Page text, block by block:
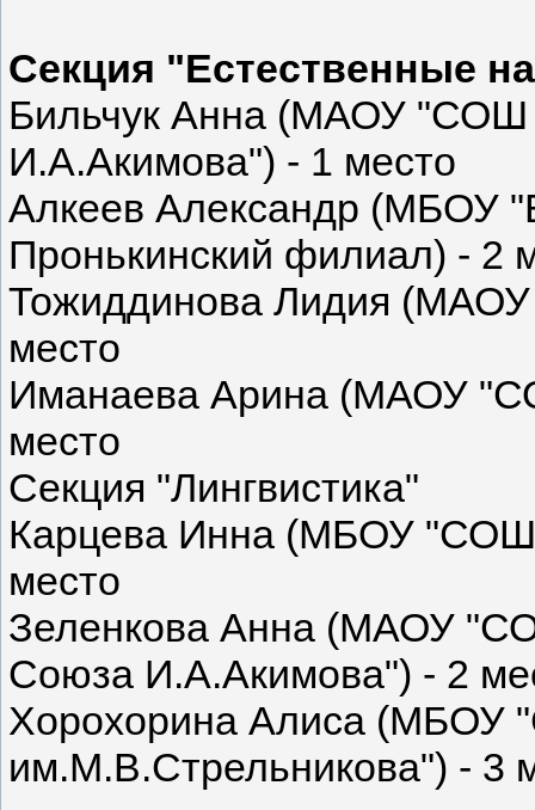
Секция "Естественные
Бильчук Анна (МАОУ "СОШ
И.А.Акимова") - 1 место
Алкеев Александр (МБОУ
Пронькинский филиал) - 2
Тожиддинова Лидия
место
Иманаева Арина (МАОУ
место
Секция "Лингвистика"
Карцева Инна (МБОУ
место
Зеленкова Анна (МАОУ
Союза И.А.Акимова") - 2
Хорохорина Алиса
им.М.В.Стрельникова") - 3